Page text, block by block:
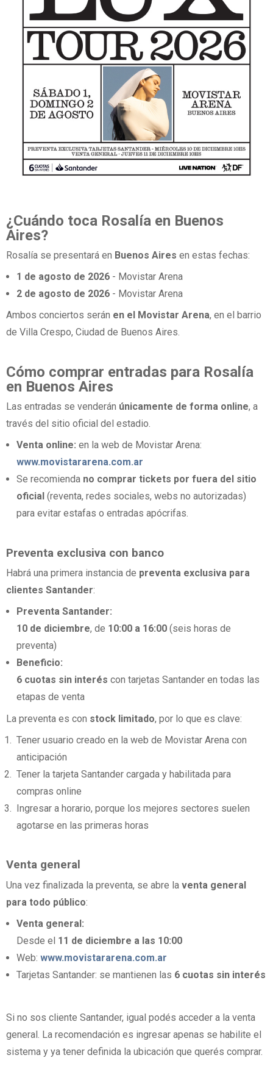
¿Cuándo toca Rosalía en Buenos
Aires?
Rosalía se presentará en Buenos Aires en estas fechas:
1 de agosto de 2026 - Movistar Arena
2 de agosto de 2026 - Movistar Arena
Ambos conciertos serán en el Movistar Arena, en el barrio
de Villa Crespo, Ciudad de Buenos Aires.
Cómo comprar entradas para Rosalía
en Buenos Aires
Las entradas se venderán únicamente de forma online, a
través del sitio oficial del estadio.
Venta online: en la web de Movistar Arena:
www.movistararena.com.ar
Se recomienda no comprar tickets por fuera del sitio
oficial (reventa, redes sociales, webs no autorizadas)
para evitar estafas o entradas apócrifas.
Preventa exclusiva con banco
Habrá una primera instancia de preventa exclusiva para
clientes Santander:
Preventa Santander:
10 de diciembre, de 10:00 a 16:00 (seis horas de
preventa)
Beneficio:
6 cuotas sin interés con tarjetas Santander en todas las
etapas de venta
La preventa es con stock limitado, por lo que es clave:
Tener usuario creado en la web de Movistar Arena con
anticipación
Tener la tarjeta Santander cargada y habilitada para
compras online
Ingresar a horario, porque los mejores sectores suelen
agotarse en las primeras horas
Venta general
Una vez finalizada la preventa, se abre la venta general
para todo público:
Venta general:
Desde el 11 de diciembre a las 10:00
Web:www.movistararena.com.ar
Tarjetas Santander: se mantienen las 6 cuotas sin interés
Si no sos cliente Santander, igual podés acceder a la venta
general. La recomendación es ingresar apenas se habilite el
sistema y ya tener definida la ubicación que querés comprar.